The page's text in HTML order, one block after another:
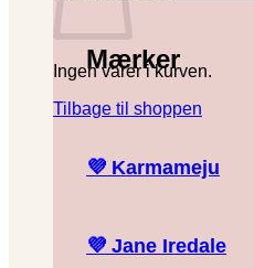
Ingen varer i kurven.
Tilbage til shoppen
Mærker
💜 Karmameju
💜 Jane Iredale